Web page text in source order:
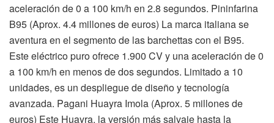
aceleración de 0 a 100 km/h en 2.8 segundos. Pininfarina
B95 (Aprox. 4.4 millones de euros) La marca italiana se
aventura en el segmento de las barchettas con el B95.
Este eléctrico puro ofrece 1.900 CV y una aceleración de 0
a 100 km/h en menos de dos segundos. Limitado a 10
unidades, es un despliegue de diseño y tecnología
avanzada. Pagani Huayra Imola (Aprox. 5 millones de
euros) Este Huayra, la versión más salvaje hasta la